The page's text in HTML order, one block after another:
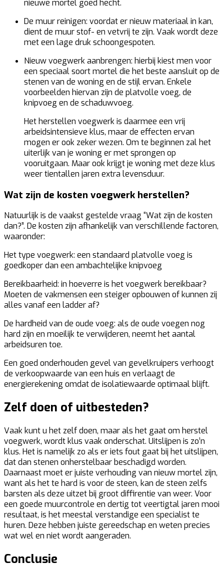
nieuwe mortel goed hecht.
De muur reinigen: voordat er nieuw materiaal in kan,
dient de muur stof- en vetvrij te zijn. Vaak wordt deze
met een lage druk schoongespoten.
Nieuw voegwerk aanbrengen: hierbij kiest men voor
een speciaal soort mortel die het beste aansluit op de
stenen van de woning en de stijl ervan. Enkele
voorbeelden hiervan zijn de platvolle voeg, de
knipvoeg en de schaduwvoeg.
Het herstellen voegwerk is daarmee een vrij
arbeidsintensieve klus, maar de effecten ervan
mogen er ook zeker wezen. Om te beginnen zal het
uiterlijk van je woning er met sprongen op
vooruitgaan. Maar ook krijgt je woning met deze klus
weer tientallen jaren extra levensduur.
Wat zijn de kosten voegwerk herstellen?
Natuurlijk is de vaakst gestelde vraag “Wat zijn de kosten
dan?”. De kosten zijn afhankelijk van verschillende factoren,
waaronder:
Het type voegwerk: een standaard platvolle voeg is
goedkoper dan een ambachtelijke knipvoeg
Bereikbaarheid: in hoeverre is het voegwerk bereikbaar?
Moeten de vakmensen een steiger opbouwen of kunnen zij
alles vanaf een ladder af?
De hardheid van de oude voeg: als de oude voegen nog
hard zijn en moeilijk te verwijderen, neemt het aantal
arbeidsuren toe.
Een goed onderhouden gevel van gevelkruipers verhoogt
de verkoopwaarde van een huis en verlaagt de
energierekening omdat de isolatiewaarde optimaal blijft.
Zelf doen of uitbesteden?
Vaak kunt u het zelf doen, maar als het gaat om herstel
voegwerk, wordt klus vaak onderschat. Uitslijpen is zo’n
klus. Het is namelijk zo als er iets fout gaat bij het uitslijpen,
dat dan stenen onherstelbaar beschadigd worden.
Daarnaast moet er juiste verhouding van nieuw mortel zijn,
want als het te hard is voor de steen, kan de steen zelfs
barsten als deze uitzet bij groot diffirentie van weer. Voor
een goede muurcontrole en dertig tot veertigtal jaren mooi
resultaat, is het meestal verstandige een specialist te
huren. Deze hebben juiste gereedschap en weten precies
wat wel en niet wordt aangeraden.
Conclusie